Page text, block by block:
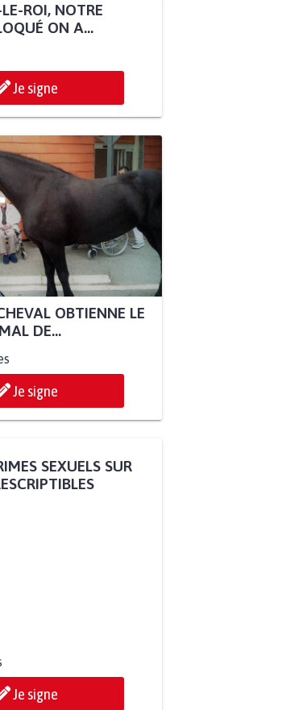
ROI, NOTRE
ON A...
Je signe
OBTIENNE LE
DE...
Je signe
Je signe